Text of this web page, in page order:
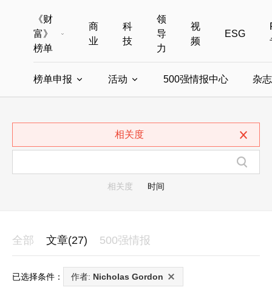
《财
富》
榜单
全部榜单
中国最具影响力商界女性
商
业
科
技
领
导
力
视
频
ESG
榜单申报 活动 500强情报中心 杂
相关度
相关度 时间
全部 文章(27) 500强情报
已选择条件： 作者: Nicholas Gordon